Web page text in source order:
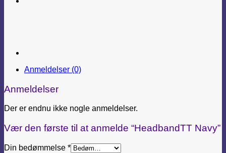
Anmeldelser (0)
Anmeldelser
Der er endnu ikke nogle anmeldelser.
Vær den første til at anmelde “HeadbandTT Navy”
Din bedømmelse *